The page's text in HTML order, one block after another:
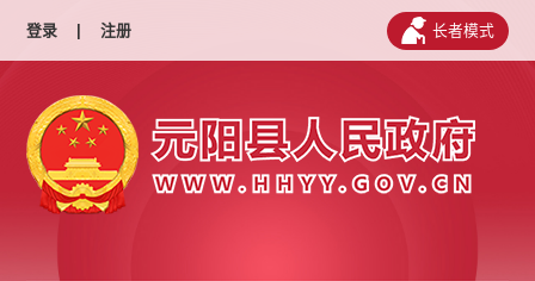
登录 | 注册 长者模式